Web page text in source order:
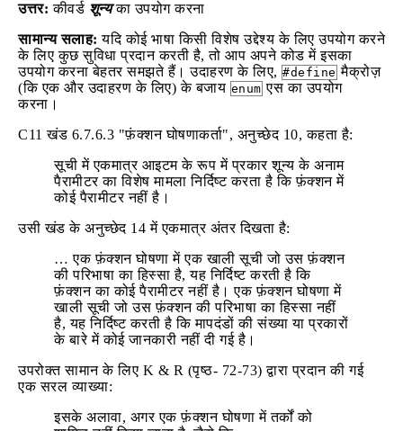
उत्तर: कीवर्ड शून्यका उपयोग करना
सामान्य सलाह: यदि कोई भाषा किसी विशेष उद्देश्य के लिए उपयोग करने
के लिए कुछ सुविधा प्रदान करती है, तो आप अपने कोड में इसका
उपयोग करना बेहतर समझते हैं। उदाहरण के लिए, #define मैक्रोज़
(कि एक और उदाहरण के लिए) के बजाय enum एस का उपयोग
करना।
C11 खंड 6.7.6.3 "फ़ंक्शन घोषणाकर्ता", अनुच्छेद 10, कहता है:
सूची में एकमात्र आइटम के रूप में प्रकार शून्य के अनाम
पैरामीटर का विशेष मामला निर्दिष्ट करता है कि फ़ंक्शन में
कोई पैरामीटर नहीं है।
उसी खंड के अनुच्छेद 14 में एकमात्र अंतर दिखता है:
… एक फ़ंक्शन घोषणा में एक खाली सूची जो उस फ़ंक्शन
की परिभाषा का हिस्सा है, यह निर्दिष्ट करती है कि
फ़ंक्शन का कोई पैरामीटर नहीं है। एक फ़ंक्शन घोषणा में
खाली सूची जो उस फ़ंक्शन की परिभाषा का हिस्सा नहीं
है, यह निर्दिष्ट करती है कि मापदंडों की संख्या या प्रकारों
के बारे में कोई जानकारी नहीं दी गई है।
उपरोक्त सामान के लिए K & R (पृष्ठ- 72-73) द्वारा प्रदान की गई
एक सरल व्याख्या:
इसके अलावा, अगर एक फ़ंक्शन घोषणा में तर्कों को